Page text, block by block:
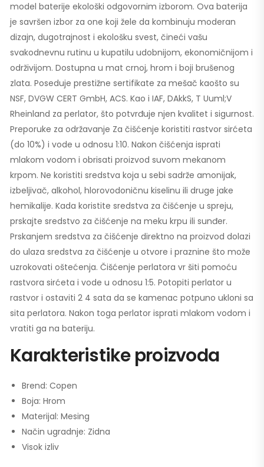
model baterije ekološki odgovornim izborom. Ova baterija
je savršen izbor za one koji žele da kombinuju moderan
dizajn, dugotrajnost i ekološku svest, čineći vašu
svakodnevnu rutinu u kupatilu udobnijom, ekonomičnijom i
održivijom. Dostupna u mat crnoj, hrom i boji brušenog
zlata. Poseduje prestižne sertifikate za mešač kaošto su
NSF, DVGW CERT GmbH, ACS. Kao i IAF, DAkkS, T Uuml;V
Rheinland za perlator, što potvrđuje njen kvalitet i sigurnost.
Preporuke za održavanje Za čišćenje koristiti rastvor sirćeta
(do 10%) i vode u odnosu 1:10. Nakon čišćenja isprati
mlakom vodom i obrisati proizvod suvom mekanom
krpom. Ne koristiti sredstva koja u sebi sadrže amonijak,
izbeljivač, alkohol, hlorovodoničnu kiselinu ili druge jake
hemikalije. Kada koristite sredstva za čišćenje u spreju,
prskajte sredstvo za čišćenje na meku krpu ili sunđer.
Prskanjem sredstva za čišćenje direktno na proizvod dolazi
do ulaza sredstva za čišćenje u otvore i praznine što može
uzrokovati oštećenja. Čišćenje perlatora vr šiti pomoću
rastvora sirćeta i vode u odnosu 1:5. Potopiti perlator u
rastvor i ostaviti 2 4 sata da se kamenac potpuno ukloni sa
sita perlatora. Nakon toga perlator isprati mlakom vodom i
vratiti ga na bateriju.
Karakteristike proizvoda
Brend: Copen
Boja: Hrom
Materijal: Mesing
Način ugradnje: Zidna
Visok izliv